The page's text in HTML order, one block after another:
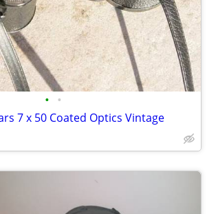
• •
7 x 50 Coated Optics Vintage